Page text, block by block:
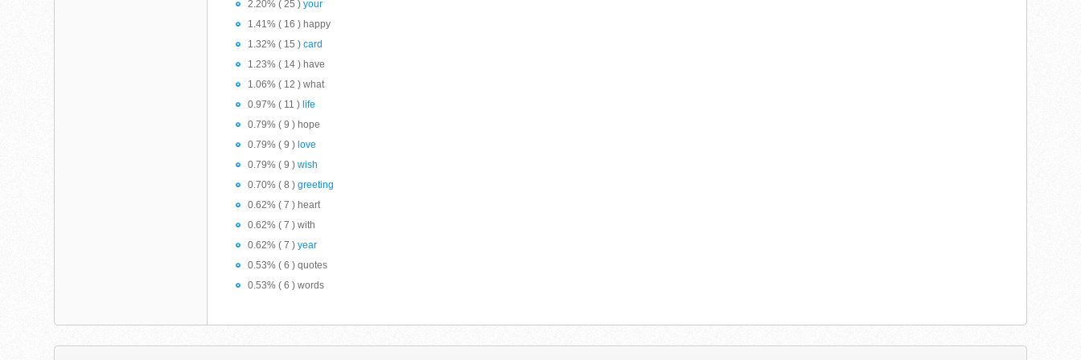
2.20% ( 25 )your
1.41% ( 16 ) happy
1.32% ( 15 )card
1.23% ( 14 ) have
1.06% ( 12 ) what
0.97% ( 11 ) life
0.79% ( 9 ) hope
0.79% ( 9 ) love
0.79% ( 9 )wish
0.70% ( 8 )greeting
0.62% ( 7 ) heart
0.62% ( 7 ) with
0.62% ( 7 )year
0.53% ( 6 ) quotes
0.53% ( 6 ) words